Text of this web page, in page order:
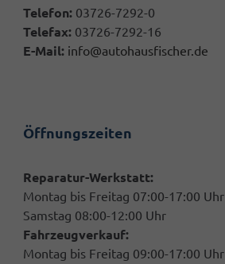
Telefon: 03726-7292-0
Telefax: 03726-7292-16
E-Mail: info@autohausfischer.de
Öffnungszeiten
Reparatur-Werkstatt:
Montag bis Freitag 07:00-17:00 Uhr
Samstag 08:00-12:00 Uhr
Fahrzeugverkauf:
Montag bis Freitag 09:00-17:00 Uhr